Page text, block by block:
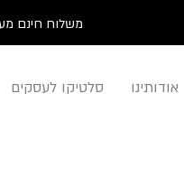
משלוח חינם מעל
אודותינו סלטיקו לעסקים